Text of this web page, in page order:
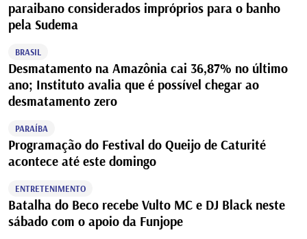
paraibano considerados impróprios para o banho
pela Sudema
BRASIL
Desmatamento na Amazônia cai 36,87% no último
ano; Instituto avalia que é possível chegar ao
desmatamento zero
PARAÍBA
Programação do Festival do Queijo de Caturité
acontece até este domingo
ENTRETENIMENTO
Batalha do Beco recebe Vulto MC e DJ Black neste
sábado com o apoio da Funjope